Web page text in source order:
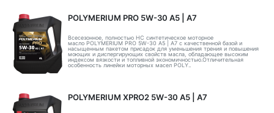
POLYMERIUM PRO 5W-30 A5 | А7
Всесезонное, полностью HC синтетическое моторное
масло POLYMERIUM PRO 5W-30 A5 | А7 с качественной базой и
насыщенным пакетом присадок для уменьшения трения и повышения
моющих и диспергирующих свойств масла, обладающее высоким
индексом вязкости и топливной экономичностью.Отличительная
особенность линейки моторных масел POLY..
POLYMERIUM XPRO2 5W-30 А5 | А7